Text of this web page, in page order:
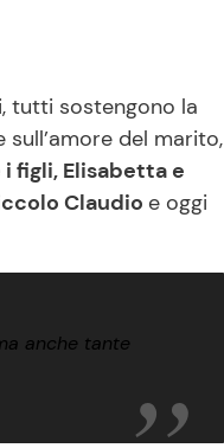
tutti sostengono la
del marito,
figli, Elisabetta e
Claudio e oggi
anche tante